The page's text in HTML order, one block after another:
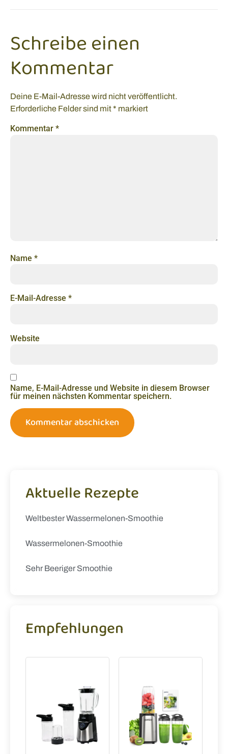
Schreibe einen
Kommentar
Deine E-Mail-Adresse wird nicht veröffentlicht.
Erforderliche Felder sind mit* markiert
Kommentar *
Name *
E-Mail-Adresse *
Website
Name, E-Mail-Adresse und Website in diesem Browser
für meinen nächsten Kommentar speichern.
Aktuelle Rezepte
Weltbester Wassermelonen-Smoothie
Wassermelonen-Smoothie
Sehr Beeriger Smoothie
Empfehlungen